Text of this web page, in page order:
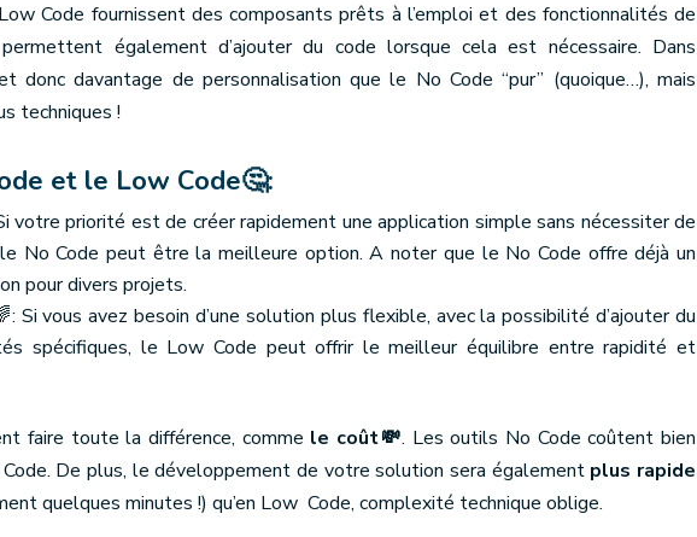
Code fournissent des composants prêts à l’emploi et des fonctionnalités de
également d’ajouter du code lorsque cela est nécessaire. Dans
donc davantage de personnalisation que le No Code “pur” (quoique…), mais
techniques !
et le Low Code🤔:
votre priorité est de créer rapidement une application simple sans nécessiter de
No Code peut être la meilleure option. A noter que le No Code offre déjà un
pour divers projets.
Si vous avez besoin d’une solution plus flexible, avec la possibilité d’ajouter du
spécifiques, le Low Code peut offrir le meilleur équilibre entre rapidité et
faire toute la différence, comme le coût💸. Les outils No Code coûtent bien
De plus, le développement de votre solution sera égalementplus rapide
quelques minutes !) qu’en Low Code, complexité technique oblige.